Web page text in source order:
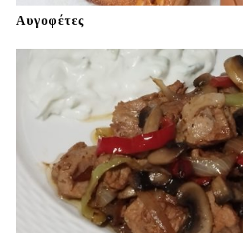
Αυγοφέτες